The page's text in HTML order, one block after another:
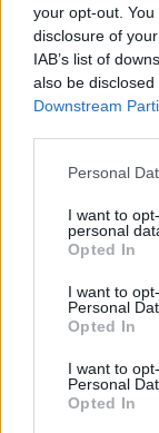
your opt-out.
disclosure of
IAB’s list of
also be
Downstream
Please note that
not limited to
grant or deny
use your data
consent section.
Personal
I want to
personal
Opted In
I want to
Personal
Opted In
I want to
Personal
Opted In
scaricare il file
WhatsApp
sono pensate
utili agli